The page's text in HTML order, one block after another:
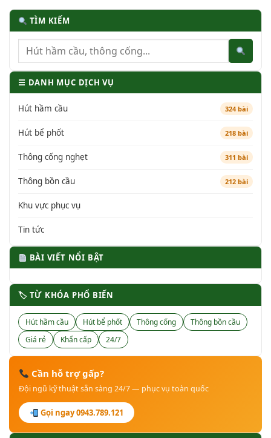
TÌM KIẾM
☰ DANH MỤC DỊCH VỤ
Hút hầm cầu 324 bài
Hút bể phốt 218 bài
Thông cống nghẹt 311 bài
Thông bồn cầu 212 bài
Khu vực phục vụ
Tin tức
BÀI VIẾT NỔI BẬT
🏷 TỪ KHÓA PHỔ BIẾN
Hút hầm cầu Hút bể phốt Thông cống
Thông bồn cầu
Giá rẻ
Khẩn cấp 24/7
Cần hỗ trợ gấp?
Đội ngũ kỹ thuật sẵn sàng 24/7 — phục vụ toàn quốc
Gọi ngay 0943.789.121